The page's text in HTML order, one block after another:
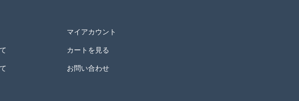
マイアカウント
カートを見る
お問い合わせ